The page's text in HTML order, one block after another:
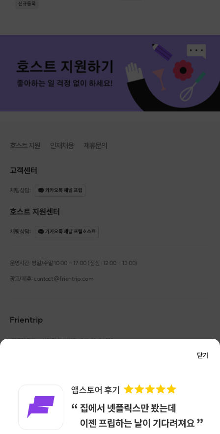
닫기
신규등록
호스트 지원 인재채용 제휴문의
고객센터
채팅상담: 카카오톡 채널 프립
호스트 지원센터
채팅상담: 카카오톡 채널 프립호스트
운영시간: 평일/주말 10:00 - 17:00 (점심 : 12:00 - 13:00)
광고/제휴: contact@frientrip.com
Frientrip
㈜프렌트립 | 사업자 등록번호 : 261-81-04385
대해 ㈜프렌트립은 일체의 책임을 지지 않습니다.
NICEPAY 안전거래 서비스 : 고객님의 안전거래를 위해 현금 결제 시, 저희 사이트에서 가입한
구매안전 서비스를 이용할 수 있습니다.가입 확인
이용약관